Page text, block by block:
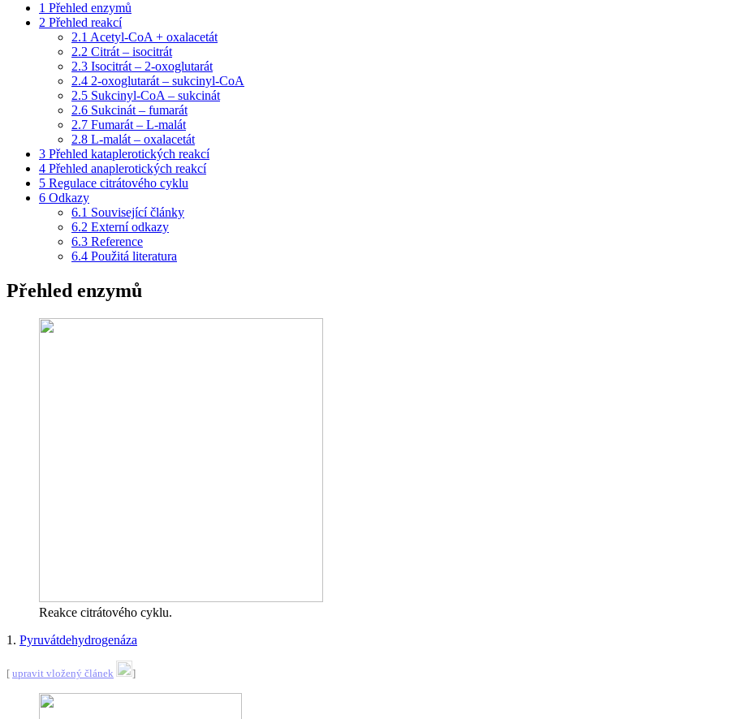
1 Přehled enzymů
2 Přehled reakcí
2.1 Acetyl-CoA + oxalacetát
2.2 Citrát – isocitrát
2.3 Isocitrát – 2-oxoglutarát
2.4 2-oxoglutarát – sukcinyl-CoA
2.5 Sukcinyl-CoA – sukcinát
2.6 Sukcinát – fumarát
2.7 Fumarát – L-malát
2.8 L-malát – oxalacetát
3 Přehled kataplerotických reakcí
4 Přehled anaplerotických reakcí
5 Regulace citrátového cyklu
6 Odkazy
6.1 Související články
6.2 Externí odkazy
6.3 Reference
6.4 Použitá literatura
Přehled enzymů
Reakce citrátového cyklu.
1. Pyruvátdehydrogenáza
[ upravit vložený článek ]